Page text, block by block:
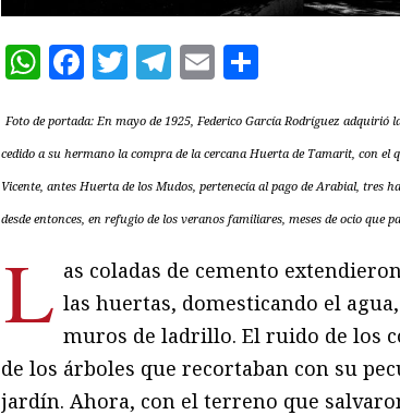
WhatsApp
Facebook
Twitter
Telegram
Email
Foto de portada: En mayo de 1925, Federico García Rodríguez adquirió
cedido a su hermano la compra de la cercana Huerta de Tamarit, con el
Vicente, antes Huerta de los Mudos, pertenecía al pago de Arabial, tres
desde entonces, en refugio de los veranos familiares, meses de ocio que
L as coladas de cemento
las huertas, domesticando el
muros de ladrillo. El ruido de los
de los árboles que recortaban con su
jardín. Ahora, con el terreno que